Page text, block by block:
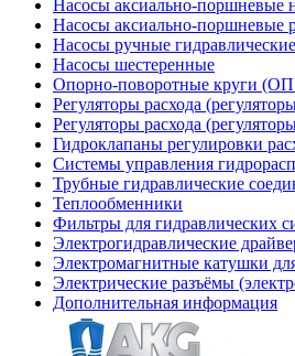
Насосы аксиально-поршневые
Насосы аксиально-поршневые
Насосы ручные гидравлические
Насосы шестеренные
Опорно-поворотные круги
Регуляторы расхода
Регуляторы расхода
Гидроклапаны регулировки
Системы управления
Трубные гидравлические
Теплообменники
Фильтры для гидравлических
Электрогидравлические
Электромагнитные катушки
Электрические разъёмы
Дополнительная информация